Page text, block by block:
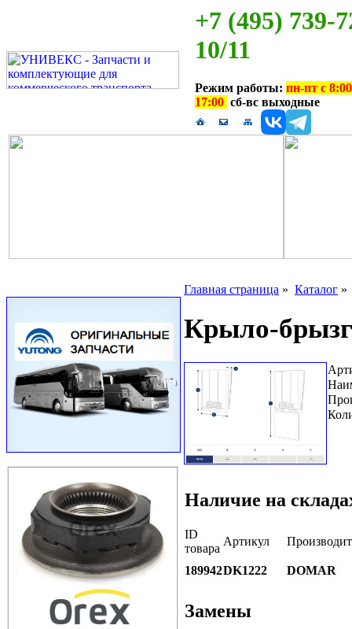
+7 (495) 739-
10/11
Режим работы: пн-пт с
17:00 сб-вс выходные
Главная страница » Каталог
Крыло-
Наличие на
ID
товара
Артикул
189942DK1222 DOMAR
Замены